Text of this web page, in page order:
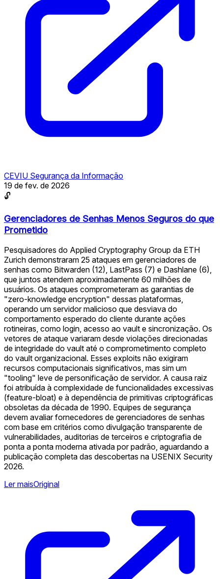
CEVIU Segurança da Informação
19 de fev. de 2026
🔓
Gerenciadores de Senhas Menos Seguros do que
Prometido
Pesquisadores do Applied Cryptography Group da ETH
Zurich demonstraram 25 ataques em gerenciadores de
senhas como Bitwarden (12), LastPass (7) e Dashlane (6),
que juntos atendem aproximadamente 60 milhões de
usuários. Os ataques comprometeram as garantias de
"zero-knowledge encryption" dessas plataformas,
operando um servidor malicioso que desviava do
comportamento esperado do cliente durante ações
rotineiras, como login, acesso ao vault e sincronização. Os
vetores de ataque variaram desde violações direcionadas
de integridade do vault até o comprometimento completo
do vault organizacional. Esses exploits não exigiram
recursos computacionais significativos, mas sim um
"tooling" leve de personificação de servidor. A causa raiz
foi atribuída à complexidade de funcionalidades excessivas
(feature-bloat) e à dependência de primitivas criptográficas
obsoletas da década de 1990. Equipes de segurança
devem avaliar fornecedores de gerenciadores de senhas
com base em critérios como divulgação transparente de
vulnerabilidades, auditorias de terceiros e criptografia de
ponta a ponta moderna ativada por padrão, aguardando a
publicação completa das descobertas na USENIX Security
2026.
Ler maisOriginal